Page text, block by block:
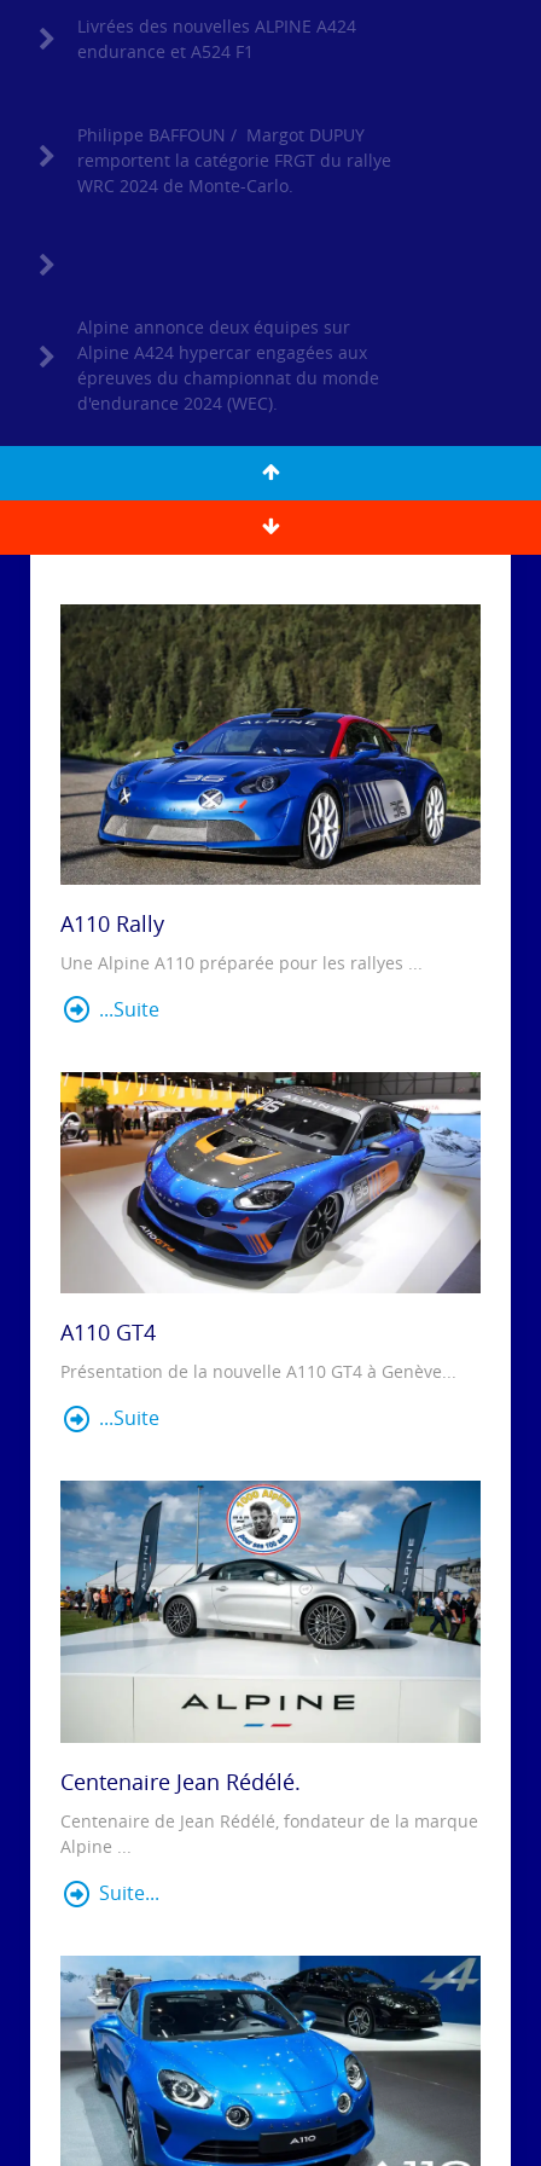
Livrées des nouvelles ALPINE A424
endurance et A524 F1
Philippe BAFFOUN / Margot DUPUY
remportent la catégorie FRGT du rallye
WRC 2024 de Monte-Carlo.
Alpine annonce deux équipes sur
Alpine A424 hypercar engagées aux
épreuves du championnat du monde
d'endurance 2024 (WEC).
A110 Rally
Une Alpine A110 préparée pour les rallyes ...
...Suite
A110 GT4
Présentation de la nouvelle A110 GT4 à Genève...
...Suite
Centenaire Jean Rédélé.
Centenaire de Jean Rédélé, fondateur de la marque
Alpine ...
Suite...